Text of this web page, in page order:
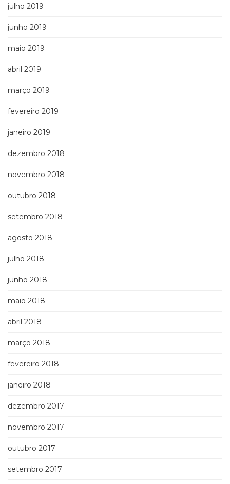
julho 2019
junho 2019
maio 2019
abril 2019
março 2019
fevereiro 2019
janeiro 2019
dezembro 2018
novembro 2018
outubro 2018
setembro 2018
agosto 2018
julho 2018
junho 2018
maio 2018
abril 2018
março 2018
fevereiro 2018
janeiro 2018
dezembro 2017
novembro 2017
outubro 2017
setembro 2017